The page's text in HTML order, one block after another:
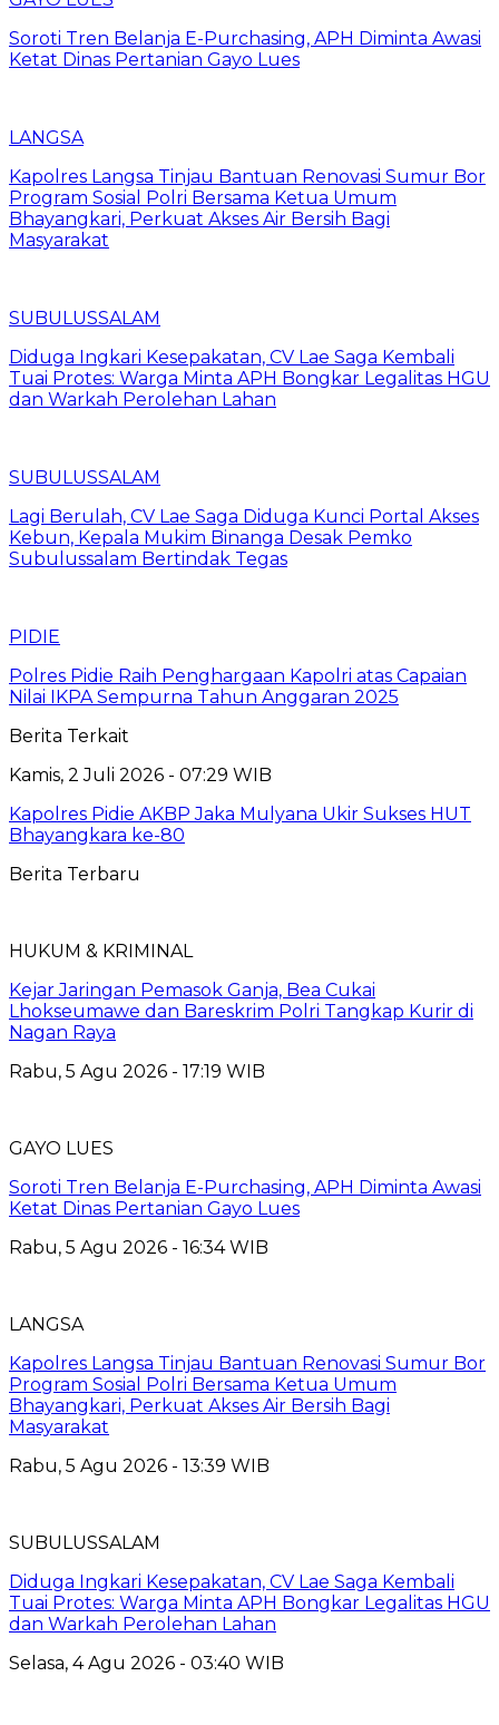
Soroti Tren Belanja E-Purchasing, APH Diminta Awasi
Ketat Dinas Pertanian Gayo Lues
LANGSA
Kapolres Langsa Tinjau Bantuan Renovasi Sumur Bor
Program Sosial Polri Bersama Ketua Umum
Bhayangkari, Perkuat Akses Air Bersih Bagi
Masyarakat
SUBULUSSALAM
Diduga Ingkari Kesepakatan, CV Lae Saga Kembali
Tuai Protes: Warga Minta APH Bongkar Legalitas HGU
dan Warkah Perolehan Lahan
SUBULUSSALAM
Lagi Berulah, CV Lae Saga Diduga Kunci Portal Akses
Kebun, Kepala Mukim Binanga Desak Pemko
Subulussalam Bertindak Tegas
PIDIE
Polres Pidie Raih Penghargaan Kapolri atas Capaian
Nilai IKPA Sempurna Tahun Anggaran 2025
Berita Terkait
Kamis, 2 Juli 2026 - 07:29 WIB
Kapolres Pidie AKBP Jaka Mulyana Ukir Sukses HUT
Bhayangkara ke-80
Berita Terbaru
HUKUM & KRIMINAL
Kejar Jaringan Pemasok Ganja, Bea Cukai
Lhokseumawe dan Bareskrim Polri Tangkap Kurir di
Nagan Raya
Rabu, 5 Agu 2026 - 17:19 WIB
GAYO LUES
Soroti Tren Belanja E-Purchasing, APH Diminta Awasi
Ketat Dinas Pertanian Gayo Lues
Rabu, 5 Agu 2026 - 16:34 WIB
LANGSA
Kapolres Langsa Tinjau Bantuan Renovasi Sumur Bor
Program Sosial Polri Bersama Ketua Umum
Bhayangkari, Perkuat Akses Air Bersih Bagi
Masyarakat
Rabu, 5 Agu 2026 - 13:39 WIB
SUBULUSSALAM
Diduga Ingkari Kesepakatan, CV Lae Saga Kembali
Tuai Protes: Warga Minta APH Bongkar Legalitas HGU
dan Warkah Perolehan Lahan
Selasa, 4 Agu 2026 - 03:40 WIB